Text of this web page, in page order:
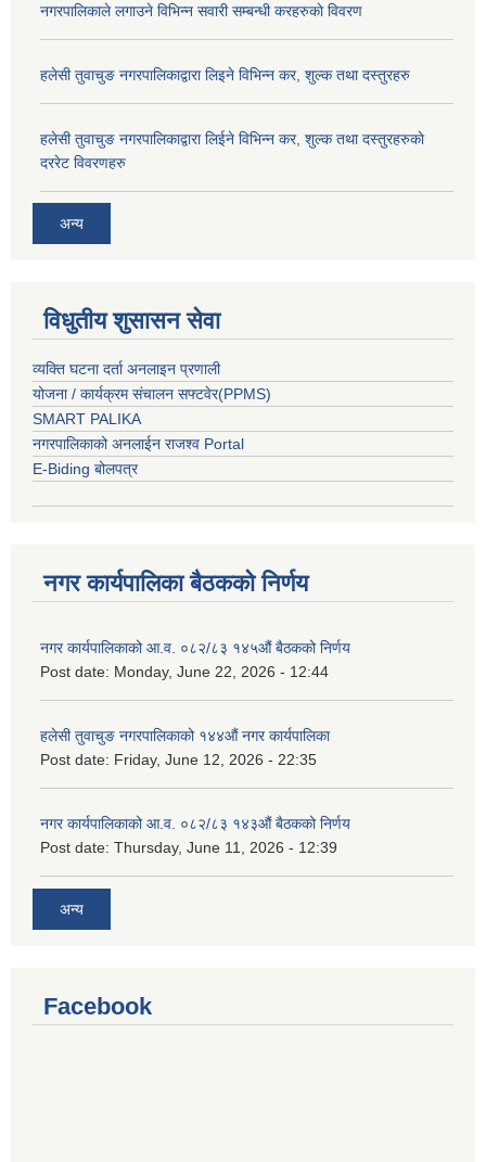
नगरपालिकाले लगाउने विभिन्न सवारी सम्बन्धी करहरुकाे विवरण
हलेसी तुवाचुङ नगरपालिकाद्वारा लिइने विभिन्न कर, शुल्क तथा दस्तुरहरु
हलेसी तुवाचुङ नगरपालिकाद्वारा लिईने विभिन्न कर, शुल्क तथा दस्तुरहरुकाे
दररेट विवरणहरु
अन्य
विधुतीय शुसासन सेवा
व्यक्ति घटना दर्ता अनलाइन प्रणाली
योजना / कार्यक्रम संचालन सफ्टवेर(PPMS)
SMART PALIKA
नगरपालिकाको अनलाईन राजश्व Portal
E-Biding बोलपत्र
नगर कार्यपालिका बैठकको निर्णय
नगर कार्यपालिकाको आ.व. ०८२/८३ १४५औं बैठकको निर्णय
Post date: Monday, June 22, 2026 - 12:44
हलेसी तुवाचुङ नगरपालिकाको १४४औं नगर कार्यपालिका
Post date: Friday, June 12, 2026 - 22:35
नगर कार्यपालिकाको आ.व. ०८२/८३ १४३औं बैठकको निर्णय
Post date: Thursday, June 11, 2026 - 12:39
अन्य
Facebook